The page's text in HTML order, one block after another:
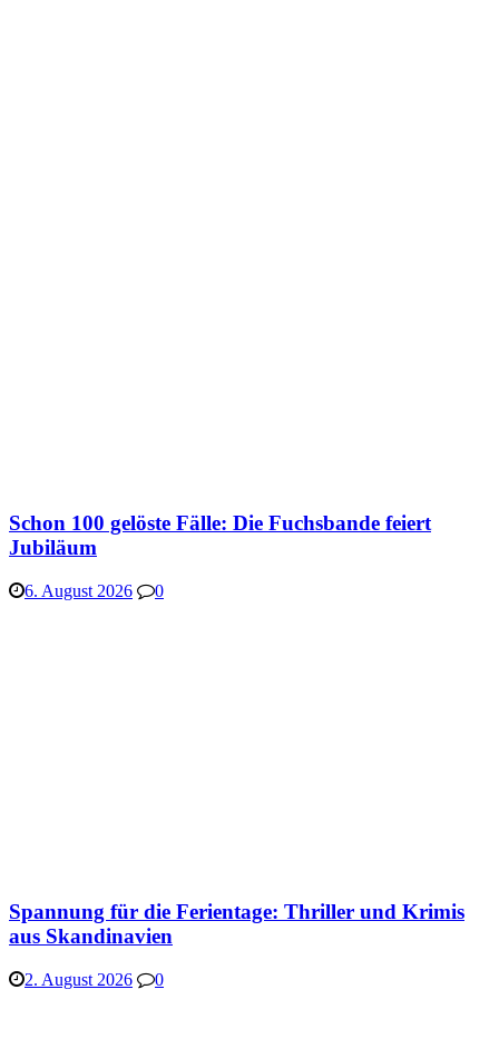
Schon 100 gelöste Fälle: Die Fuchsbande feiert
Jubiläum
6. August 2026 0
Spannung für die Ferientage: Thriller und Krimis
aus Skandinavien
2. August 2026 0